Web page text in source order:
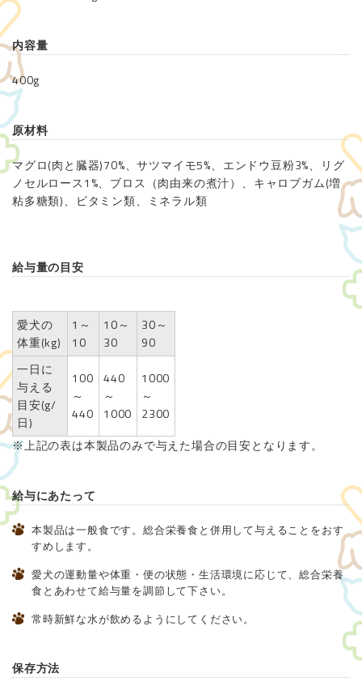
内容量
400g
原材料
マグロ(肉と臓器)70%、サツマイモ5%、エンドウ豆粉3%、リグ
ノセルロース1%、ブロス（肉由来の煮汁）、キャロブガム(増
粘多糖類)、ビタミン類、ミネラル類
給与量の目安
愛犬の
体重(kg)
1～
10
10～
30
30～
90
一日に
与える
目安(g/
日)
100
～
440
440
～
1000
1000
～
2300
※上記の表は本製品のみで与えた場合の目安となります。
給与にあたって
本製品は一般食です。総合栄養食と併用して与えることをおす
すめします。
愛犬の運動量や体重・便の状態・生活環境に応じて、総合栄養
食とあわせて給与量を調節して下さい。
常時新鮮な水が飲めるようにしてください。
保存方法